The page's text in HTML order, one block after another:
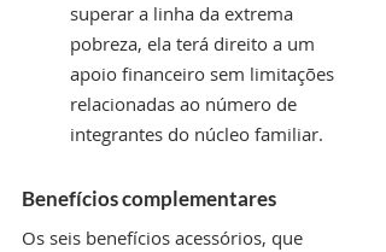
superar a linha da extrema
pobreza, ela terá direito a um
apoio financeiro sem limitações
relacionadas ao número de
integrantes do núcleo familiar.
Benefícios complementares
Os seis benefícios acessórios, que